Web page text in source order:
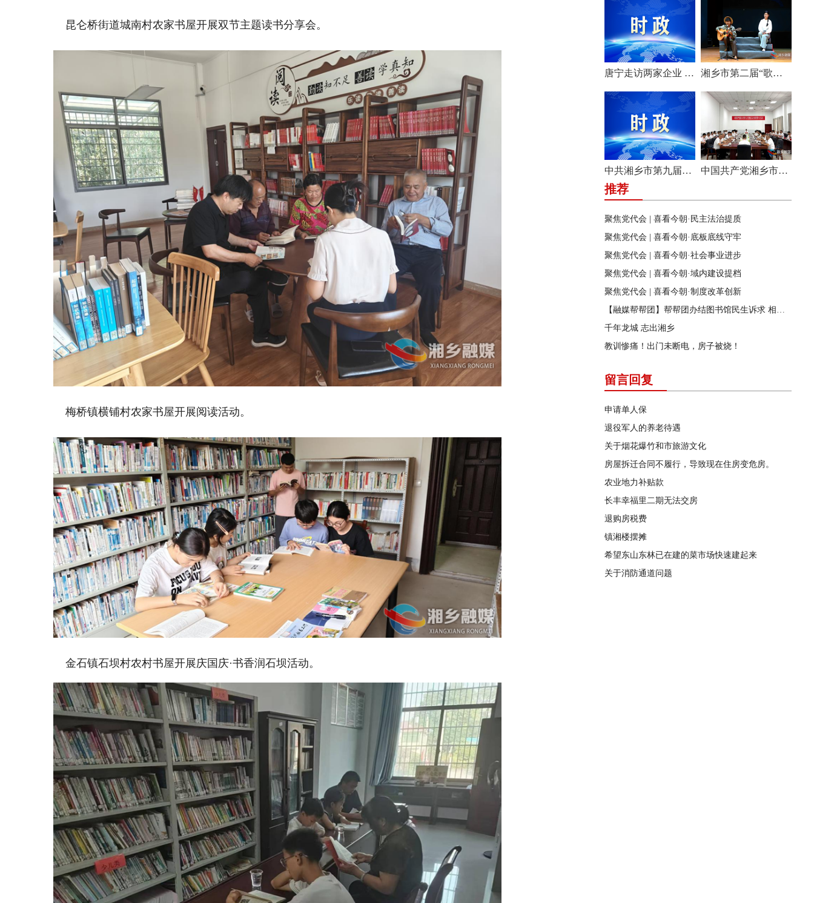
昆仑桥街道城南村农家书屋开展双节主题读书分享会。
梅桥镇横铺村农家书屋开展阅读活动。
金石镇石坝村农村书屋开展庆国庆·书香润石坝活动。
唐宁走访两家企业 问需问计促发展 湘乡市第二届“歌声飞扬·乐享湘乡”歌唱比赛圆满收官
中共湘乡市第九届纪律检查委员会举行第一次全体会议 中国共产党湘乡市第九次代表大会主席团举行第六次会议
推荐
聚焦党代会 | 喜看今朝·民主法治提质
聚焦党代会 | 喜看今朝·底板底线守牢
聚焦党代会 | 喜看今朝·社会事业进步
聚焦党代会 | 喜看今朝·域内建设提档
聚焦党代会 | 喜看今朝·制度改革创新
【融媒帮帮团】帮帮团办结图书馆民生诉求 相关部门迅速行动 改善市民阅读环境
千年龙城 志出湘乡
教训惨痛！出门未断电，房子被烧！
留言回复
申请单人保
退役军人的养老待遇
关于烟花爆竹和市旅游文化
房屋拆迁合同不履行，导致现在住房变危房。
农业地力补贴款
长丰幸福里二期无法交房
退购房税费
镇湘楼摆摊
希望东山东林已在建的菜市场快速建起来
关于消防通道问题